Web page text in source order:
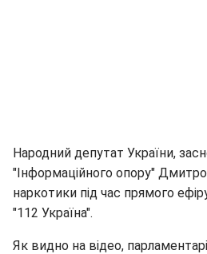
Народний депутат України,
"Інформаційного опору"
наркотики під час прямого
"112 Україна".
Як видно на відео,